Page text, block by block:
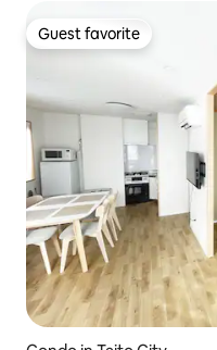
Guest favorite
Guest favorite